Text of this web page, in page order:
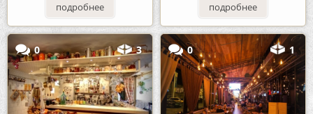
подробнее подробнее
0 3 0 1